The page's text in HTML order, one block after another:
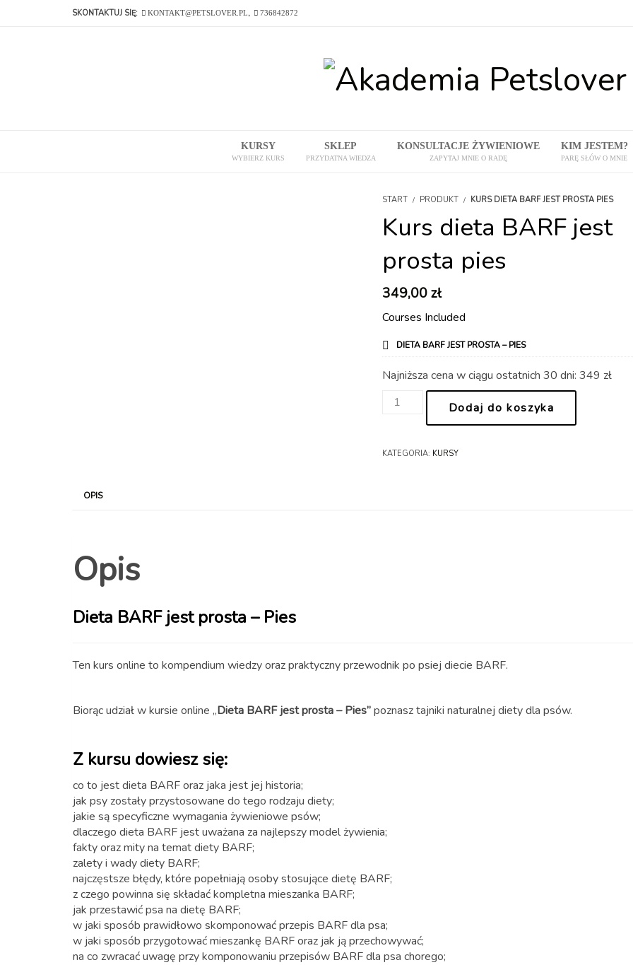
SKONTAKTUJ SIĘ: KONTAKT@PETSLOVER.PL, 736842872
KURSY
WYBIERZ KURS
SKLEP
PRZYDATNA WIEDZA
KONSULTACJE ŻYWIENIOWE
ZAPYTAJ MNIE O RADĘ
KIM JESTEM?
PARĘ SŁÓW O MNIE
START PRODUKT KURS DIETA BARF JEST PROSTA PIES
Kurs dieta BARF jest
prosta pies
349,00zł
Courses Included
DIETA BARF JEST PROSTA – PIES
Najniższa cena w ciągu ostatnich 30 dni: 349 zł
ilość
jest
Dodaj do koszyka
KATEGORIA: KURSY
OPIS
Opis
Dieta BARF jest prosta – Pies
Ten kurs online to kompendium wiedzy oraz praktyczny przewodnik po psiej diecie BARF.
Biorąc udział w kursie online ,,Dieta BARF jest prosta – Pies”poznasz tajniki naturalnej diety dla psów.
Z kursu dowiesz się:
co to jest dieta BARF oraz jaka jest jej historia;
jak psy zostały przystosowane do tego rodzaju diety;
jakie są specyficzne wymagania żywieniowe psów;
dlaczego dieta BARF jest uważana za najlepszy model żywienia;
fakty oraz mity na temat diety BARF;
zalety i wady diety BARF;
najczęstsze błędy, które popełniają osoby stosujące dietę BARF;
z czego powinna się składać kompletna mieszanka BARF;
jak przestawić psa na dietę BARF;
w jaki sposób prawidłowo skomponować przepis BARF dla psa;
w jaki sposób przygotować mieszankę BARF oraz jak ją przechowywać;
na co zwracać uwagę przy komponowaniu przepisów BARF dla psa chorego;